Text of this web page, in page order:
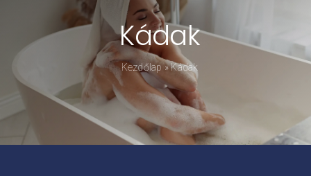
Kádpróba
Prestige-ről
Kapcsolat
Kádak
Kezdőlap»Kádak